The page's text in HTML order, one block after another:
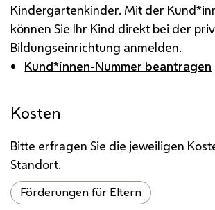
Kindergartenkinder. Mit der
können Sie Ihr Kind direkt bei der
Bildungseinrichtung anmelden.
Kund*innen-Nummer beantragen
Kosten
Bitte erfragen Sie die jeweiligen
Standort.
Förderungen für Eltern